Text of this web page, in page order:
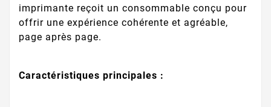
imprimante reçoit un consommable conçu pour
offrir une expérience cohérente et agréable,
page après page.
Caractéristiques principales :